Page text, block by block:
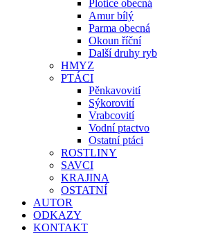
Plotice obecná
Amur bílý
Parma obecná
Okoun říční
Další druhy ryb
HMYZ
PTÁCI
Pěnkavovití
Sýkorovití
Vrabcovití
Vodní ptactvo
Ostatní ptáci
ROSTLINY
SAVCI
KRAJINA
OSTATNÍ
AUTOR
ODKAZY
KONTAKT